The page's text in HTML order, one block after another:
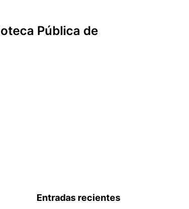
Pública de
Entradas recientes